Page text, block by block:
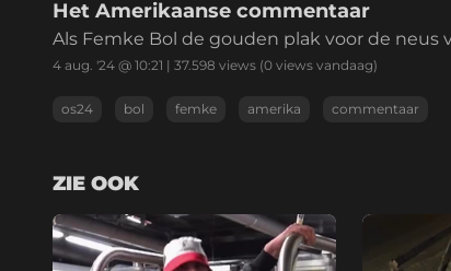
Link kopiëren
Het Amerikaanse commentaar
Als Femke Bol de gouden plak voor de neus
4 aug. '24 @ 10:21 | 37.598 views (0 views vandaag)
os24 bol femke amerika commentaar
ZIE OOK